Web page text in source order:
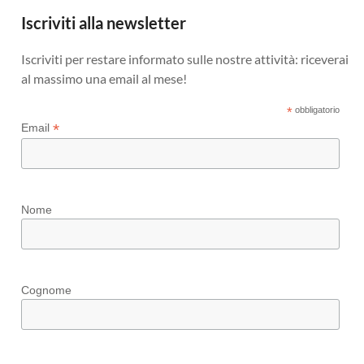
Iscriviti alla newsletter
Iscriviti per restare informato sulle nostre attività: riceverai
al massimo una email al mese!
* obbligatorio
Email*
Nome
Cognome